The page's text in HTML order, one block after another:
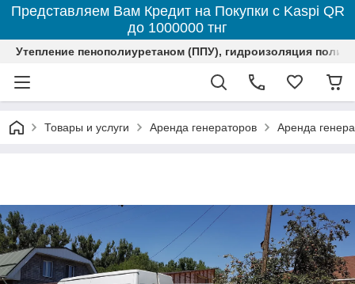
Представляем Вам Кредит на Покупки с Kaspi QR
до 1000000 тнг
Утепление пенополиуретаном (ППУ), гидроизоляция
Товары и услуги Аренда генераторов Аренда